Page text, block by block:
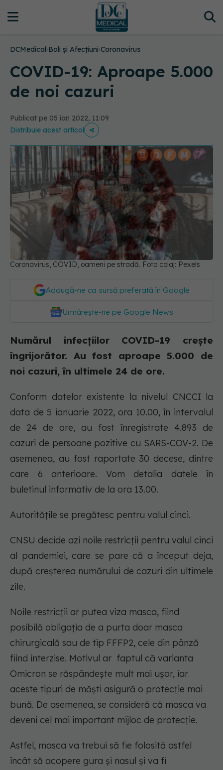
DCMedical›Boli și Afecțiuni›Coronavirus
COVID-19: Aproape 5.000
de noi cazuri
Publicat pe 05 ian 2022, 11:09
Distribuie acest articol
Coronavirus, COVID, oameni pe stradă. Foto colaj: Pexels
Adaugă-ne ca sursă preferată în Google
Urmărește-ne pe Google News
Numărul infecțiilor COVID-19 crește
îngrijorător. Au fost aproape 5.000 de
noi cazuri, în ultimele 24 de ore.
Conform datelor existente la nivelul CNCCI la
data de 5 ianuarie 2022, ora 10.00, în intervalul
de 24 de ore, au fost înregistrate 4.893 de
cazuri de persoane pozitive cu SARS-COV-2. De
asemenea, au fost raportate 30 decese, dintre
care 6 anterioare. Vom detalia datele în
buletinul informativ de la ora 13.00.
Autoritățile se pregătesc pentru valul cinci.
CNSU decide azi noile restricții pentru valul cinci
al pandemiei, care se pare că a început deja,
după creșterea numărului de cazuri din ultimele
zile.
Noile restricții ar putea viza masca, fiind
posibilă obligația de a purta doar masca
chirurgicală sau de tip FFFP2, cele din pânză
fiind interzise. Motivul ar faptul că varianta
Omicron se răspândește mult mai ușor, iar
aceste tipuri de măști asigură o protecție mai
bună. De asemenea, se consideră că masca va
deveni cel mai important mijloc de protecție.
Astfel, masca va trebui să fie folosită astfel
încât să acopere gura și nasul și va fi